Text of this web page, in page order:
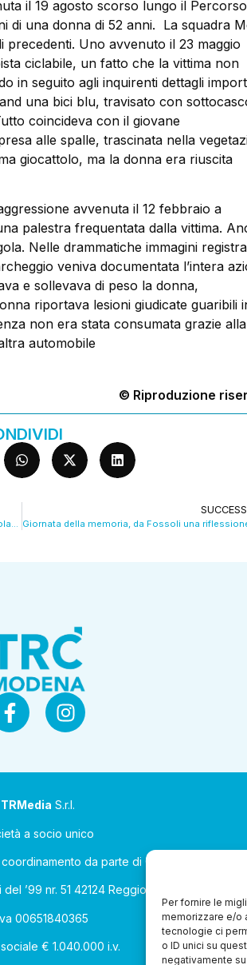
Per fornire le
memorizzare e/o
tecnologie ci
o ID unici su
negativamente
il 19 agosto scorso lungo il Percorso
di una donna di 52 anni. La squadra
Uno avvenuto il 23 maggio
ciclabile, un fatto che la vittima non
in seguito agli inquirenti dettagli
una bici blu, travisato con
coincideva con il giovane
alle spalle, trascinata nella
giocattolo, ma la donna era riuscita
avvenuta il 12 febbraio a
palestra frequentata dalla vittima.
Nelle drammatiche immagini
veniva documentata l’intera
e sollevava di peso la donna,
riportava lesioni giudicate guaribili
non era stata consumata grazie alla
automobile
© Riproduzione
TRMedia S.r.l.
a socio unico
da parte di Coop Alleanza 3.0
’99 nr. 51 42124 Reggio Emilia (RE)
00651840365
€ 1.040.000 i.v.